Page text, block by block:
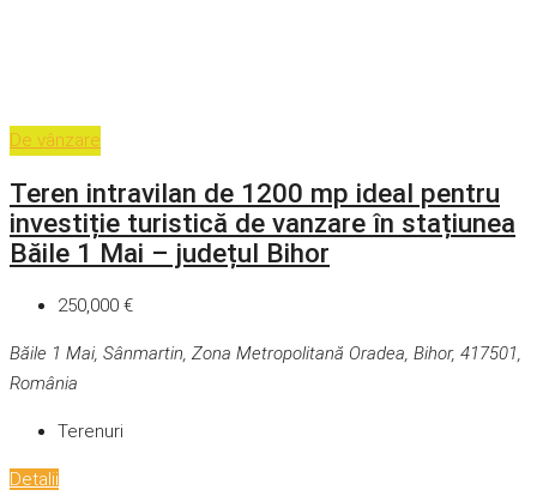
De vânzare
Teren intravilan de 1200 mp ideal pentru
investiție turistică de vanzare în stațiunea
Băile 1 Mai – județul Bihor
250,000 €
Băile 1 Mai, Sânmartin, Zona Metropolitană Oradea, Bihor, 417501,
România
Terenuri
Detalii